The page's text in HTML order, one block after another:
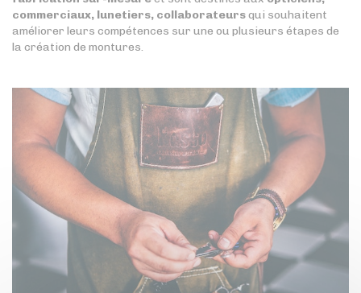
commerciaux, lunetiers, collaborateursqui souhaitent
améliorer leurs compétences sur une ou plusieurs étapes de
la création de montures.